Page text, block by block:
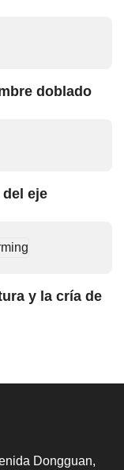
doblado
eje
y la cría de
Dongguan,